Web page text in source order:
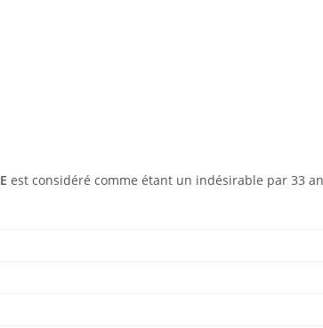
est considéré comme étant un indésirable par 33